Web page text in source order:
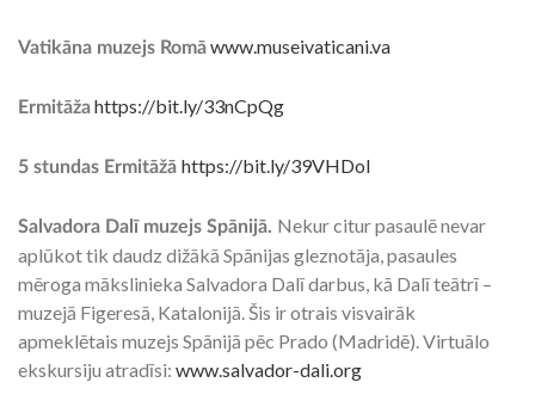
Vatikāna muzejs Romāwww.museivaticani.va
Ermitāžahttps://bit.ly/33nCpQg
5 stundas Ermitāžā https://bit.ly/39VHDoI
Salvadora Dalī muzejs Spānijā. Nekur citur pasaulē nevar
aplūkot tik daudz dižākā Spānijas gleznotāja, pasaules
mēroga mākslinieka Salvadora Dalī darbus, kā Dalī teātrī –
muzejā Figeresā, Katalonijā. Šis ir otrais visvairāk
apmeklētais muzejs Spānijā pēc Prado (Madridē). Virtuālo
ekskursiju atradīsi: www.salvador-dali.org